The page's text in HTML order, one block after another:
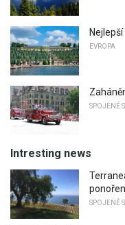
EVROPA
SPOJENÉ
Intresting news
SPOJENÉ